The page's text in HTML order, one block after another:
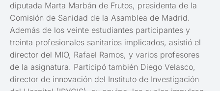
diputada Marta Marbán de Frutos, presidenta de la
Comisión de Sanidad de la Asamblea de Madrid.
Además de los veinte estudiantes participantes y
treinta profesionales sanitarios implicados, asistió el
director del MIO, Rafael Ramos, y varios profesores
de la asignatura. Participó también Diego Velasco,
director de innovación del Instituto de Investigación